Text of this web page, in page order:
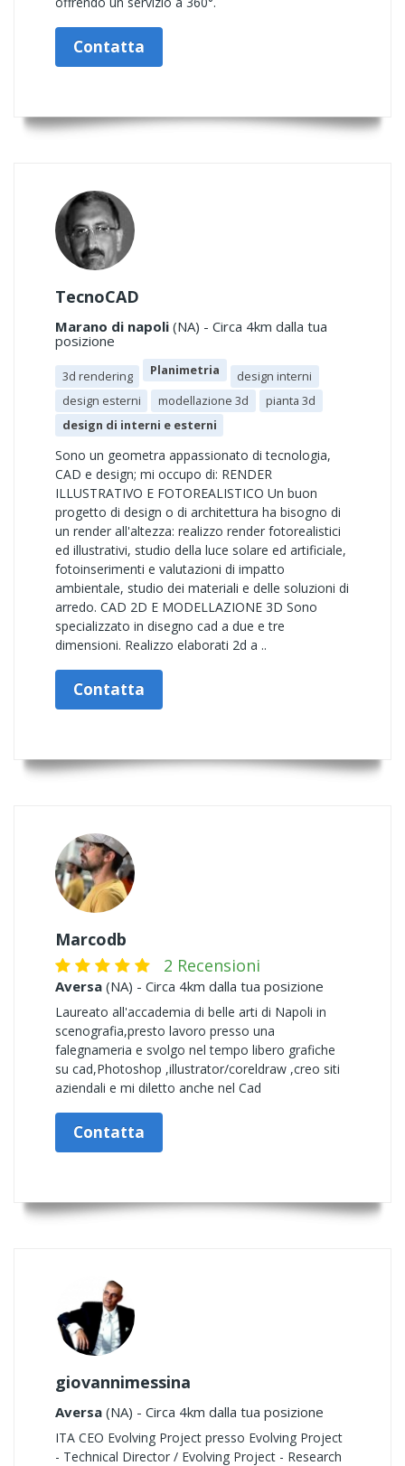
Contatta
TecnoCAD
Marano di napoli (NA) - Circa 4km dalla tua
posizione
3d rendering Planimetria
design interni
design esterni
modellazione 3d
pianta 3d
design di interni e esterni
Sono un geometra appassionato di tecnologia,
CAD e design; mi occupo di: RENDER
ILLUSTRATIVO E FOTOREALISTICO Un buon
progetto di design o di architettura ha bisogno di
un render all'altezza: realizzo render fotorealistici
ed illustrativi, studio della luce solare ed artificiale,
fotoinserimenti e valutazioni di impatto
ambientale, studio dei materiali e delle soluzioni di
arredo. CAD 2D E MODELLAZIONE 3D Sono
specializzato in disegno cad a due e tre
dimensioni. Realizzo elaborati 2d a ..
Contatta
Marcodb
2 Recensioni
Aversa (NA) - Circa 4km dalla tua posizione
Laureato all'accademia di belle arti di Napoli in
scenografia,presto lavoro presso una
falegnameria e svolgo nel tempo libero grafiche
su cad,Photoshop ,illustrator/coreldraw ,creo siti
aziendali e mi diletto anche nel Cad
Contatta
giovannimessina
Aversa (NA) - Circa 4km dalla tua posizione
ITA CEO Evolving Project presso Evolving Project
- Technical Director / Evolving Project - Research